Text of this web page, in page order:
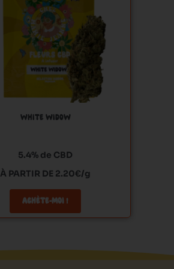
WHITE WIDOW
5.4% de CBD
À PARTIR DE 2.20€/g
ACHÈTE-MOI !
options
peuvent
choisies